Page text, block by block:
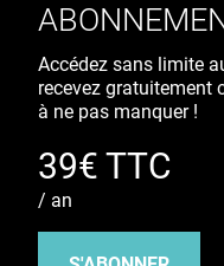
Accédez sans limite
recevez gratuitement
à ne pas manquer !
39€ TTC
/ an